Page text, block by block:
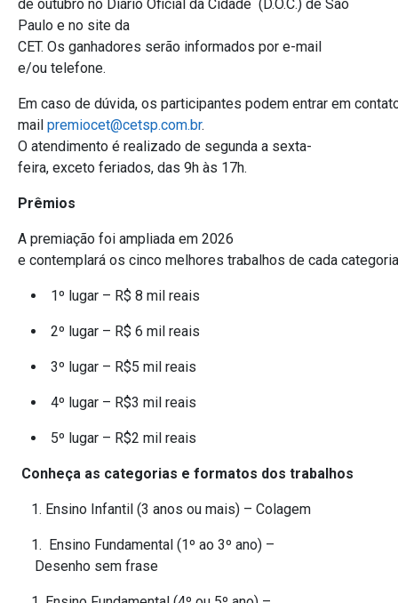
de outubro no Diário Oficial da Cidade (D.O.C.) de São
Paulo e no site da
CET. Os ganhadores serão informados por e-mail
e/ou telefone.
Em caso de dúvida, os participantes podem entrar em
mail premiocet@cetsp.com.br.
O atendimento é realizado de segunda a sexta-
feira, exceto feriados, das 9h às 17h.
Prêmios
A premiação foi ampliada em 2026
e contemplará os cinco melhores trabalhos de cada
1º lugar – R$ 8 mil reais
2º lugar – R$ 6 mil reais
3º lugar – R$5 mil reais
4º lugar – R$3 mil reais
5º lugar – R$2 mil reais
Conheça as categorias e formatos dos trabalhos
Ensino Infantil (3 anos ou mais) – Colagem
Ensino Fundamental (1º ao 3º ano) –
Desenho sem frase